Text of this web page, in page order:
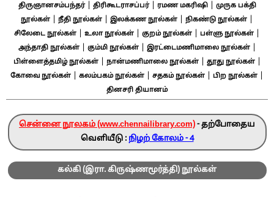
திருஞானசம்பந்தர்| திரிகூடராசப்பர்| ரமண மகரிஷி|
முருக பக்தி
நூல்கள்
நீதி நூல்கள் இலக்கண நூல்கள் நிகண்டு நூல்கள்
சிலேடை நூல்கள் உலா நூல்கள் குறம் நூல்கள் பள்ளு நூல்கள்
அந்தாதி நூல்கள்| கும்மி நூல்கள்| இரட்டைமணிமாலை நூல்கள்|
பிள்ளைத்தமிழ் நூல்கள்| நான்மணிமாலை நூல்கள்| தூது நூல்கள்|
கோவை நூல்கள் கலம்பகம் நூல்கள் சதகம் நூல்கள் பிற நூல்கள்
தினசரி தியானம்
சென்னை நூலகம் (www.chennailibrary.com)- தற்போதைய
வெளியீடு : நிழற் கோலம் - 4
கல்கி (இரா. கிருஷ்ணமூர்த்தி) நூல்கள்